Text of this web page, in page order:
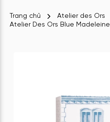
Trang chủ
Atelier des Ors
Atelier Des Ors Blue Madeleine